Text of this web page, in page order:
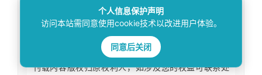
法律意见建议。法律适用存在地域、时效、个案等差
异，请勿生搬硬套处理具体个案纠纷，由此产生的一切
法律后果皆由您自担全责。如您有相关法律事务需要办
理请联系咨询专业执业律师获取针对性法律意见。本站
刊载内容版权归原权利人，如涉及您的权益可联系处
个人信息保护声明
访问本站需同意使用cookie技术以改进用户体验。
同意后关闭